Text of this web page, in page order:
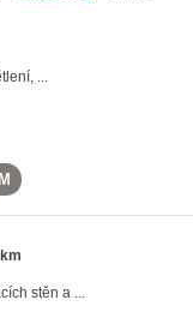
...
stěn a ...